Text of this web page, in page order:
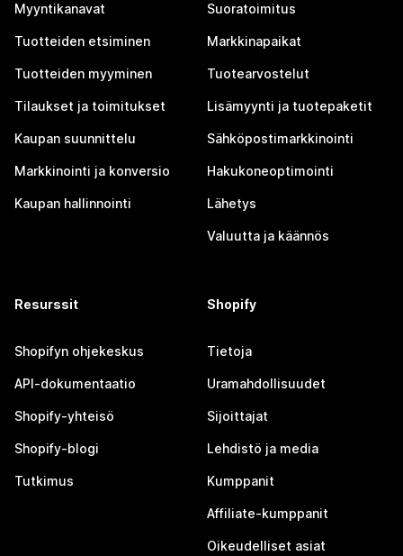
Myyntikanavat
Tuotteiden etsiminen
Tuotteiden myyminen
Tilaukset ja toimitukset
Kaupan suunnittelu
Markkinointi ja konversio
Kaupan hallinnointi
Suoratoimitus
Markkinapaikat
Tuotearvostelut
Lisämyynti ja tuotepaketit
Sähköpostimarkkinointi
Hakukoneoptimointi
Lähetys
Valuutta ja käännös
Resurssit
Shopifyn ohjekeskus
API-dokumentaatio
Shopify-yhteisö
Shopify-blogi
Tutkimus
Shopify
Tietoja
Uramahdollisuudet
Sijoittajat
Lehdistö ja media
Kumppanit
Affiliate-kumppanit
Oikeudelliset asiat